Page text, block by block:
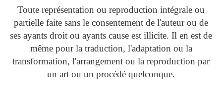
Toute représentation ou reproduction intégrale ou
partielle faite sans le consentement de l'auteur ou de
ses ayants droit ou ayants cause est illicite. Il en est de
même pour la traduction, l'adaptation ou la
transformation, l'arrangement ou la reproduction par
un art ou un procédé quelconque.